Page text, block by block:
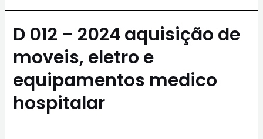
D 012 – 2024 aquisição de
moveis, eletro e
equipamentos medico
hospitalar